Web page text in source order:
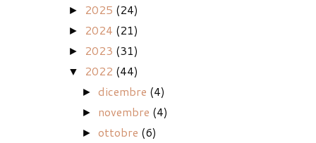
► 2025 (24)
► 2024 (21)
► 2023 (31)
▼ 2022 (44)
►dicembre (4)
► novembre (4)
►ottobre (6)